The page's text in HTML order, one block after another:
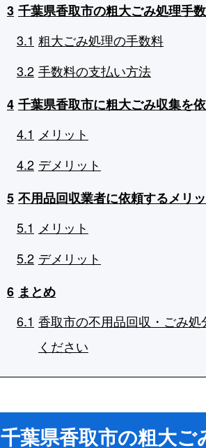
3 千葉県香取市の粗大ごみ処理手
3.1 粗大ごみ処理の手数料
3.2 手数料の支払い方法
4 千葉県香取市に粗大ごみ収集を
4.1 メリット
4.2 デメリット
5 不用品回収業者に依頼するメリ
5.1 メリット
5.2 デメリット
6 まとめ
6.1 香取市の不用品回収・ごみ
ください
千葉県香取市の粗大ご